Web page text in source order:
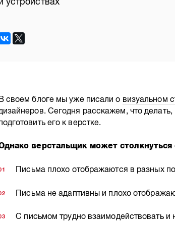
своем блоге мы уже писали о визуальном
Сегодня расскажем, что
его к верстке.
верстальщик может
Письма плохо отображаются в разных
Письма не адаптивны и плохо
С письмом трудно взаимодействовать и